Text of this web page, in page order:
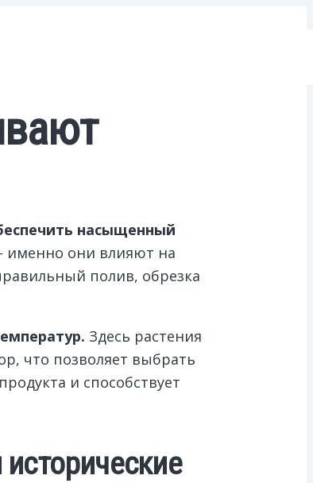
насыщенный
именно они влияют на
полив, обрезка
Здесь растения
что позволяет выбрать
и способствует